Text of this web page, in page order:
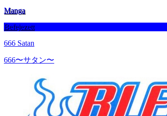
Manga
Befejezett
666 Satan
666〜サタン〜